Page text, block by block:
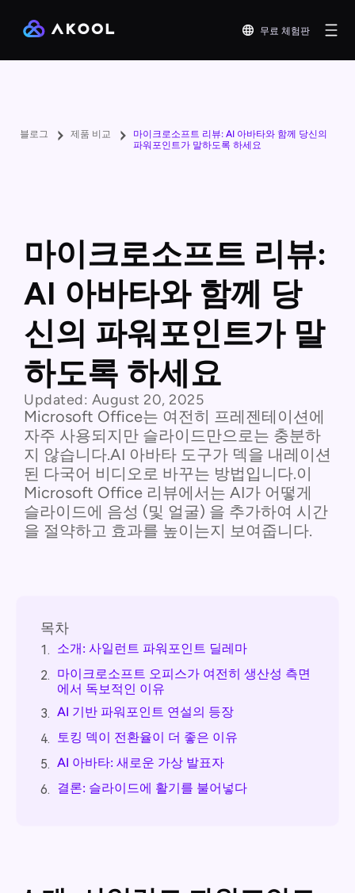
무료 체험판
블로그 제품 비교
마이크로소프트 리뷰: AI 아바타와 함께 당신의
파워포인트가 말하도록 하세요
마이크로소프트 리뷰:
AI 아바타와 함께 당
신의 파워포인트가 말
하도록 하세요
Updated: August 20, 2025
Microsoft Office는 여전히 프레젠테이션에
자주 사용되지만 슬라이드만으로는 충분하
지 않습니다.AI 아바타 도구가 덱을 내레이션
된 다국어 비디오로 바꾸는 방법입니다.이
Microsoft Office 리뷰에서는 AI가 어떻게
슬라이드에 음성 (및 얼굴) 을 추가하여 시간
을 절약하고 효과를 높이는지 보여줍니다.
목차
1. 소개: 사일런트 파워포인트 딜레마
2. 마이크로소프트 오피스가 여전히 생산성 측면
에서 독보적인 이유
3. AI 기반 파워포인트 연설의 등장
4. 토킹 덱이 전환율이 더 좋은 이유
5. AI 아바타: 새로운 가상 발표자
6. 결론: 슬라이드에 활기를 불어넣다